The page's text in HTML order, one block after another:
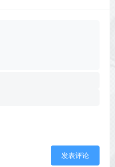
发表评论